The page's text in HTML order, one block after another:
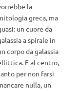
la
greca, ma
un cuore da
a spirale in
corpo da galassia
E al centro,
per non farsi
nulla, un